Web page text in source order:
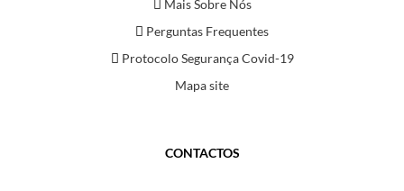
Mais Sobre Nós
Perguntas Frequentes
Protocolo Segurança Covid-19
Mapa site
CONTACTOS